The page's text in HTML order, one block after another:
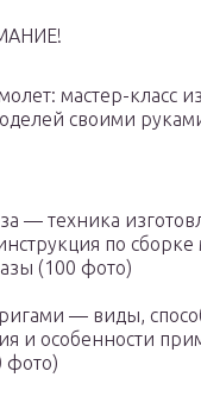
мастер-класс
своими
— техника
по
(100 фото)
— виды,
и особенности
фото)